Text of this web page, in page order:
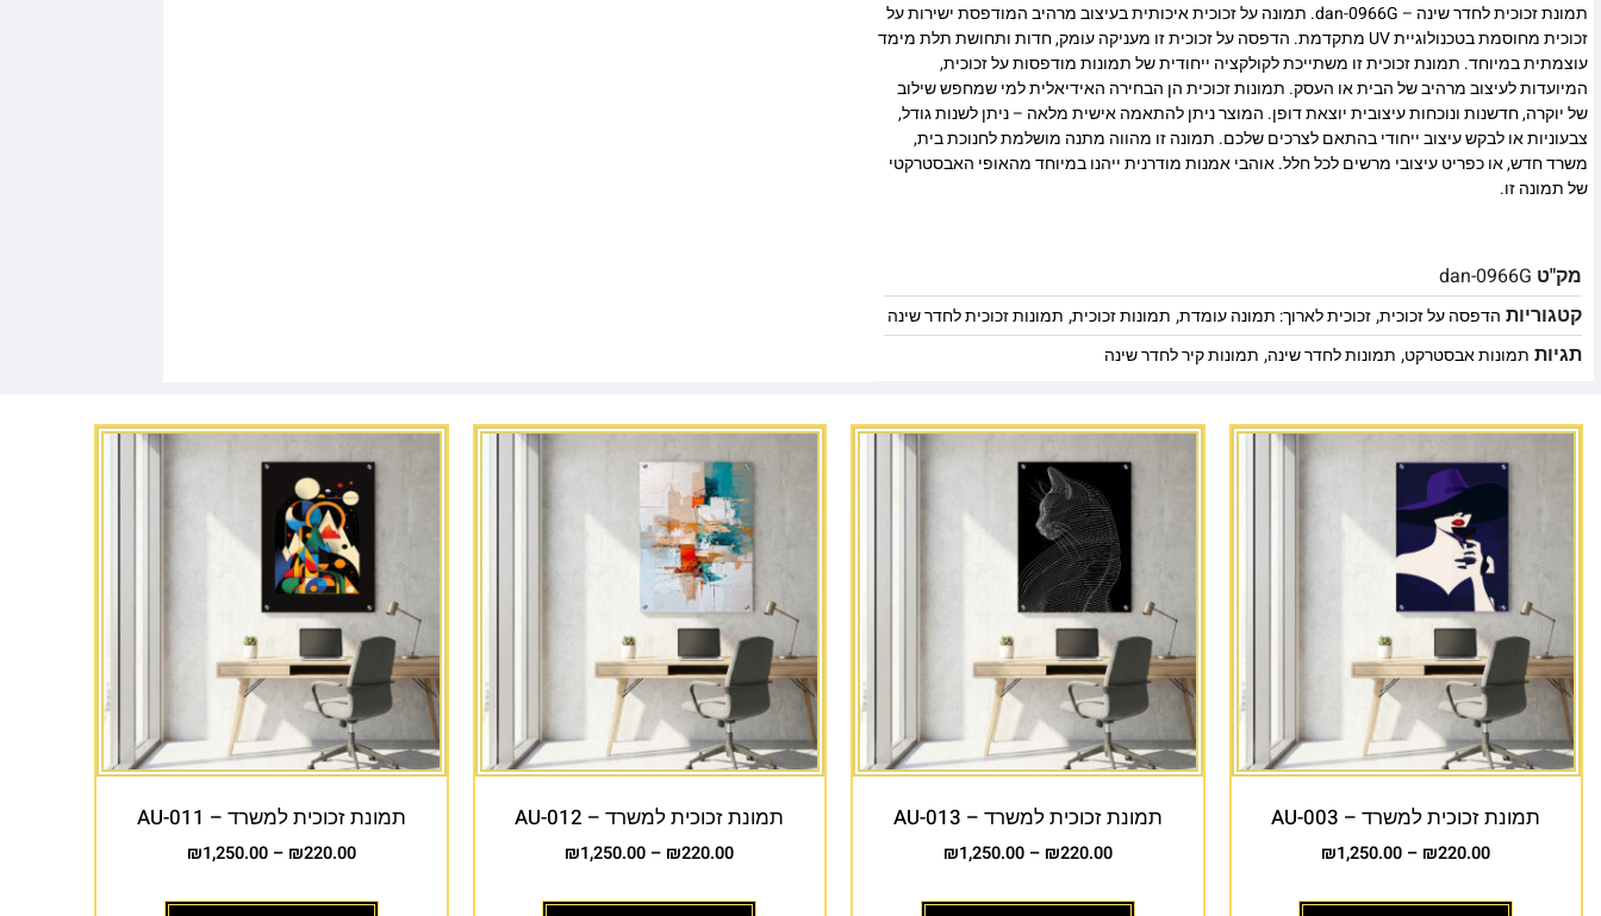
תמונת זכוכית לחדר שינה – dan-0966G. תמונה על זכוכית איכותית בעיצוב מרהיב המודפסת ישירות על
זכוכית מחוסמת בטכנולוגיית UV מתקדמת. הדפסה על זכוכית זו מעניקה עומק, חדות ותחושת תלת מימד
עוצמתית במיוחד. תמונת זכוכית זו משתייכת לקולקציה ייחודית של תמונות מודפסות על זכוכית,
המיועדות לעיצוב מרהיב של הבית או העסק. תמונות זכוכית הן הבחירה האידיאלית למי שמחפש שילוב
של יוקרה, חדשנות ונוכחות עיצובית יוצאת דופן. המוצר ניתן להתאמה אישית מלאה – ניתן לשנות גודל,
צבעוניות או לבקש עיצוב ייחודי בהתאם לצרכים שלכם. תמונה זו מהווה מתנה מושלמת לחנוכת בית,
משרד חדש, או כפריט עיצובי מרשים לכל חלל. אוהבי אמנות מודרנית ייהנו במיוחד מהאופי האבסטרקטי
של תמונה זו.
מק"ט dan-0966G
קטגוריות הדפסה על זכוכית,זכוכית לארוך: תמונה עומדת, תמונות זכוכית, תמונות זכוכית לחדר שינה
תגיות תמונות אבסטרקט, תמונות לחדר שינה, תמונות קיר לחדר שינה
תמונת זכוכית למשרד – AU-003
₪220.00
–
₪1,250.00
תמונת זכוכית למשרד – AU-013
₪220.00
–
₪1,250.00
תמונת זכוכית למשרד – AU-012
₪220.00
–
₪1,250.00
תמונת זכוכית למשרד – AU-011
₪220.00
–
₪1,250.00